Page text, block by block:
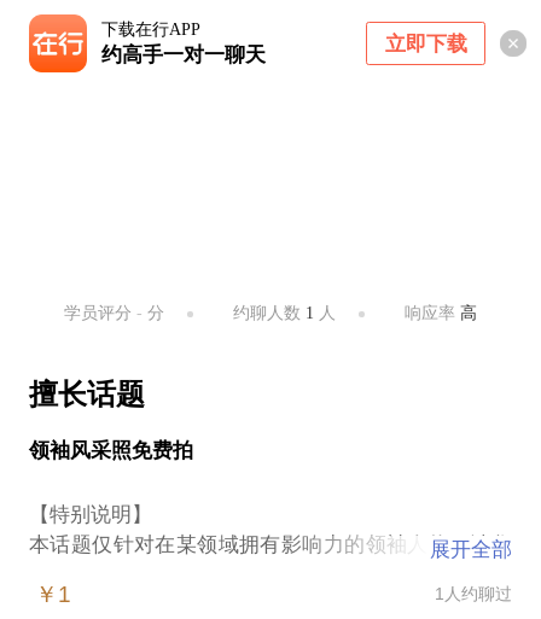
下载在行APP
约高手一对一聊天 立即下载
学员评分 - 分 约聊人数 1 人 响应率高
擅长话题
领袖风采照免费拍
【特别说明】
本话题仅针对在某领域拥有影响力的领袖人物，请您
摄摄面向全社会征集影响力人物，入选人物将获得由
展开全部
￥1 1人约聊过